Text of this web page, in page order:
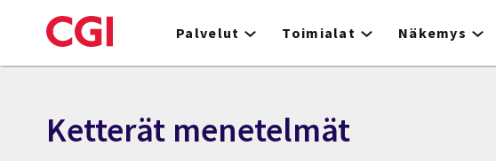
to
Palvelut Toimialat Näkemys
Ketterät menetelmät